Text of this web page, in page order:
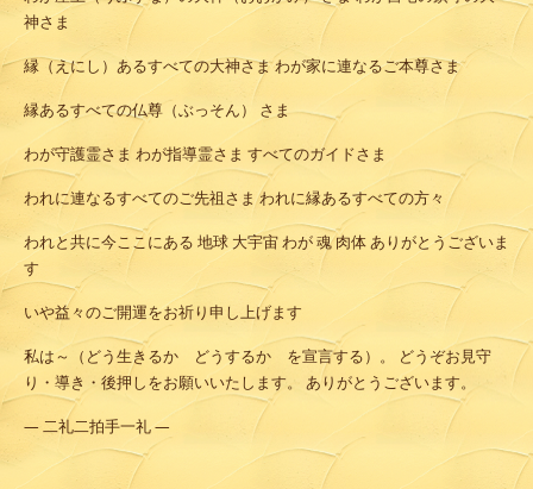
神さま
縁（えにし）あるすべての大神さま わが家に連なるご本尊さま
縁あるすべての仏尊（ぶっそん） さま
わが守護霊さま わが指導霊さま すべてのガイドさま
われに連なるすべてのご先祖さま われに縁あるすべての方々
われと共に今ここにある 地球 大宇宙 わが 魂 肉体 ありがとうございま
す
いや益々のご開運をお祈り申し上げます
私は～（どう生きるか どうするか を宣言する）。 どうぞお見守
り・導き・後押しをお願いいたします。 ありがとうございます。
― 二礼二拍手一礼 ―